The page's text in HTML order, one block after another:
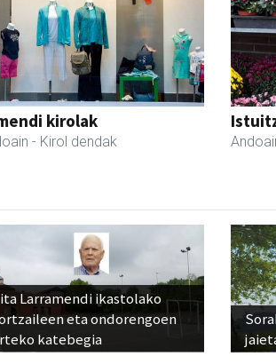
kirolak
- Kirol dendak
Larramendi ikastolako
eta ondorengoen
katebegia